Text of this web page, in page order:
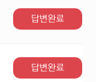
답변완료
답변완료